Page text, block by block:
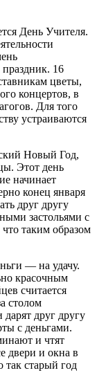
День Учителя.
16
цветы,
концертов, в
Для того
устраиваются
Новый Год,
Этот день
начинает
конец января
друг другу
застольями с
таким образом
— на удачу.
красочным
считается
столом
дарят друг другу
с деньгами.
и чтят
двери и окна в
так старый год